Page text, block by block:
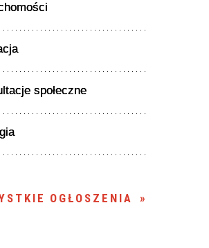
społeczne
OGŁOSZENIA